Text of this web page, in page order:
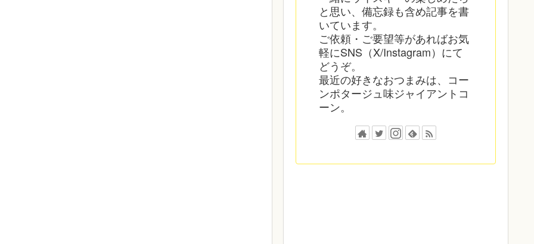
と思い、備忘録も含め記事を書
いています。
ご依頼・ご要望等があればお気
軽にSNS（X/Instagram）にて
どうぞ。
最近の好きなおつまみは、コー
ンポタージュ味ジャイアントコ
ーン。